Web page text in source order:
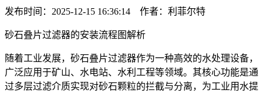
发布时间：2025-12-15 16:36:14 作者：利菲尔特
砂石叠片过滤器的安装流程图解析
随着工业发展，砂石叠片过滤器作为一种高效的水处理设备，
广泛应用于矿山、水电站、水利工程等领域。其核心功能是通
过多层过滤介质实现对砂石颗粒的拦截与分离，为工业用水提